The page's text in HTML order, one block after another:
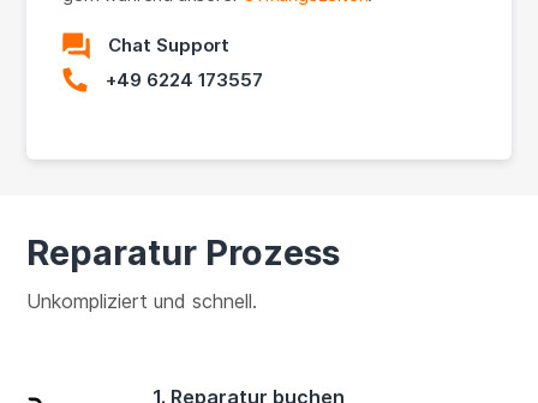
Chat Support
+49 6224 173557
Reparatur Prozess
Unkompliziert und schnell.
1. Reparatur buchen